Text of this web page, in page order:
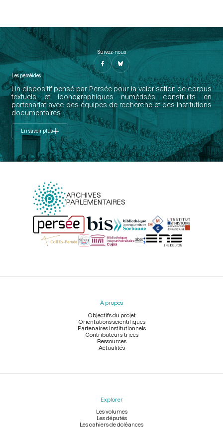
Suivez-nous
Les perséides
Un dispositif pensé par Persée pour la valorisation de corpus
textuels et iconographiques numérisés construits en
partenariat avec des équipes de recherche et des institutions
documentaires.
En savoir plus
ARCHIVES
PARLEMENTAIRES
Menu
À propos
Objectifs du projet
Orientations scientifiques
Partenaires institutionnels
Contributeurs-trices
Ressources
Actualités
Explorer
Les volumes
Les députés
Les cahiers de doléances